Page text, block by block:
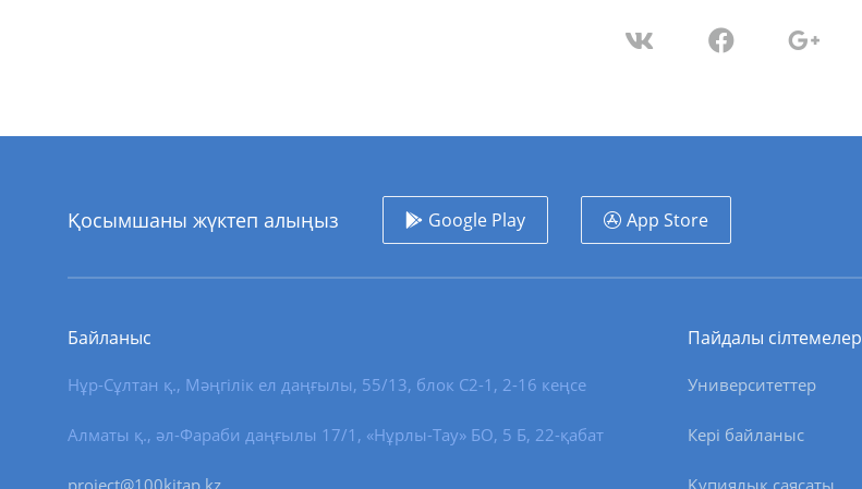
Қосымшаны жүктеп алыңыз Google Play App Store
Байланыс
Нұр-Сұлтан қ., Мәңгілік ел даңғылы, 55/13, блок С2-1, 2-16 кеңсе
Алматы қ., әл-Фараби даңғылы 17/1, «Нұрлы-Тау» БО, 5 Б, 22-қабат
project@100kitap.kz
Пайдалы сілтемелер
Университеттер
Кері байланыс
Құпиялық саясаты